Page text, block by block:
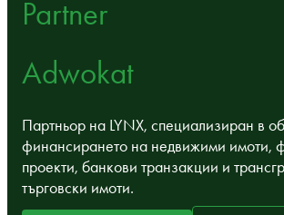
Partner
Adwokat
Партньор на LYNX, специализиран в
финансирането на недвижими имоти,
проекти, банкови транзакции и
търговски имоти.